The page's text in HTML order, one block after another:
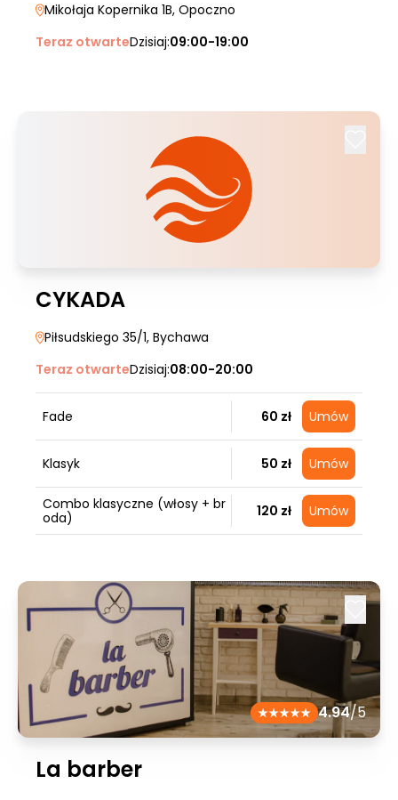
Mikołaja Kopernika 1B, Opoczno
Teraz otwarteDzisiaj:09:00-19:00
CYKADA
Piłsudskiego 35/1, Bychawa
Teraz otwarteDzisiaj:08:00-20:00
Fade 60 zł Umów
Klasyk 50 zł Umów
Combo klasyczne (włosy + br
oda)
120 zł Umów
4.94/5
La barber